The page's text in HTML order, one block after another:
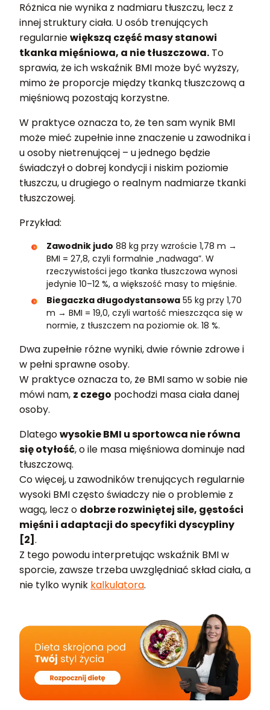
Różnica nie wynika z nadmiaru tłuszczu, lecz z
innej struktury ciała. U osób trenujących
regularniewiększą część masy stanowi
tkanka mięśniowa, a nie tłuszczowa. To
sprawia, że ich wskaźnik BMI może być wyższy,
mimo że proporcje między tkanką tłuszczową a
mięśniową pozostają korzystne.
W praktyce oznacza to, że ten sam wynik BMI
może mieć zupełnie inne znaczenie u zawodnika i
u osoby nietrenującej – u jednego będzie
świadczył o dobrej kondycji i niskim poziomie
tłuszczu, u drugiego o realnym nadmiarze tkanki
tłuszczowej.
Przykład:
Zawodnik judo 88 kg przy wzroście 1,78 m →
BMI = 27,8, czyli formalnie „nadwaga”. W
rzeczywistości jego tkanka tłuszczowa wynosi
jedynie 10–12 %, a większość masy to mięśnie.
Biegaczka długodystansowa 55 kg przy 1,70
m → BMI = 19,0, czyli wartość mieszcząca się w
normie, z tłuszczem na poziomie ok. 18 %.
Dwa zupełnie różne wyniki, dwie równie zdrowe i
w pełni sprawne osoby.
W praktyce oznacza to, że BMI samo w sobie nie
mówi nam, z czego pochodzi masa ciała danej
osoby.
Dlategowysokie BMI u sportowca nie równa
się otyłość, o ile masa mięśniowa dominuje nad
tłuszczową.
Co więcej, u zawodników trenujących regularnie
wysoki BMI często świadczy nie o problemie z
wagą, lecz o dobrze rozwiniętej sile, gęstości
mięśni i adaptacji do specyfiki dyscypliny
[2] .
Z tego powodu interpretując wskaźnik BMI w
sporcie, zawsze trzeba uwzględniać skład ciała, a
nie tylko wynik kalkulatora.